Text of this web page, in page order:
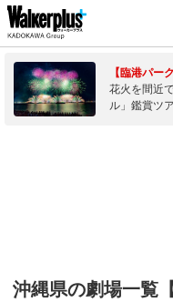
【臨港パー
花火を間近
ル」鑑賞ツ
沖縄県の劇場一覧